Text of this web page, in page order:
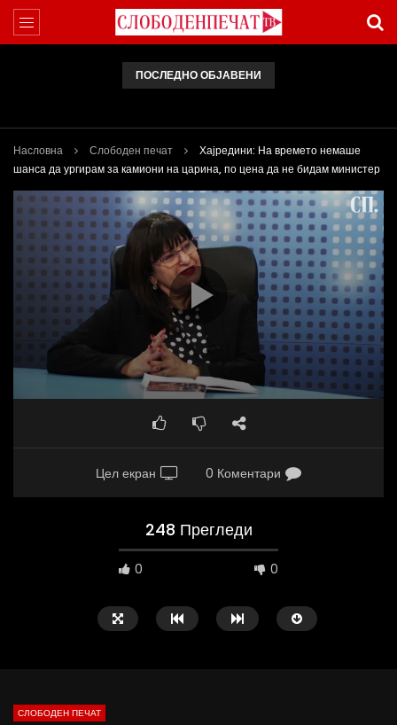
ПОСЛЕДНО ОБЈАВЕНИ
Насловна Слободен печат
Хајредини: На времето немаше
шанса да ургирам за камиони на царина, по цена да не бидам министер
Цел екран 0 Коментари
248 Прегледи
0 0
СЛОБОДЕН ПЕЧАТ